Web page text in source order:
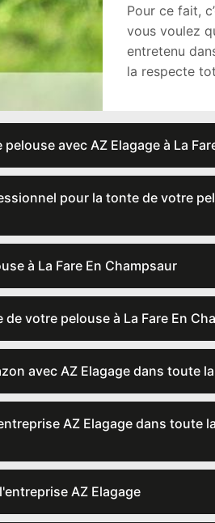
Pour ce fait,
vous voulez
entretenu
la respecte
avec AZ Elagage à La
pour la tonte de votre
à La Fare En Champsaur
votre pelouse à La Fare En
avec AZ Elagage dans toute
AZ Elagage dans toute
AZ Elagage